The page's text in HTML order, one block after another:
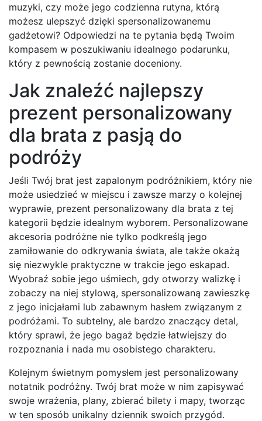
muzyki, czy może jego codzienna rutyna, którą
możesz ulepszyć dzięki spersonalizowanemu
gadżetowi? Odpowiedzi na te pytania będą Twoim
kompasem w poszukiwaniu idealnego podarunku,
który z pewnością zostanie doceniony.
Jak znaleźć najlepszy
prezent personalizowany
dla brata z pasją do
podróży
Jeśli Twój brat jest zapalonym podróżnikiem, który nie
może usiedzieć w miejscu i zawsze marzy o kolejnej
wyprawie, prezent personalizowany dla brata z tej
kategorii będzie idealnym wyborem. Personalizowane
akcesoria podróżne nie tylko podkreślą jego
zamiłowanie do odkrywania świata, ale także okażą
się niezwykle praktyczne w trakcie jego eskapad.
Wyobraź sobie jego uśmiech, gdy otworzy walizkę i
zobaczy na niej stylową, spersonalizowaną zawieszkę
z jego inicjałami lub zabawnym hasłem związanym z
podróżami. To subtelny, ale bardzo znaczący detal,
który sprawi, że jego bagaż będzie łatwiejszy do
rozpoznania i nada mu osobistego charakteru.
Kolejnym świetnym pomysłem jest personalizowany
notatnik podróżny. Twój brat może w nim zapisywać
swoje wrażenia, plany, zbierać bilety i mapy, tworząc
w ten sposób unikalny dziennik swoich przygód.